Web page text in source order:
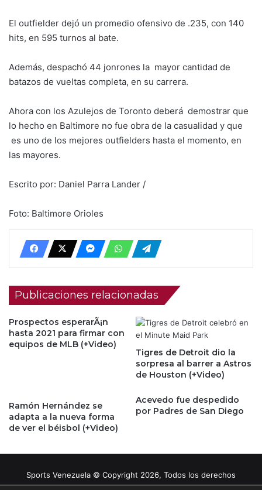
El outfielder dejó un promedio ofensivo de .235, con 140
hits, en 595 turnos al bate.
Además, despachó 44 jonrones la mayor cantidad de
batazos de vueltas completa, en su carrera.
Ahora con los Azulejos de Toronto deberá demostrar que
lo hecho en Baltimore no fue obra de la casualidad y que
es uno de los mejores outfielders hasta el momento, en
las mayores.
Escrito por: Daniel Parra Lander /
Foto: Baltimore Orioles
Publicaciones relacionadas
Prospectos esperarÃ¡n
hasta 2021 para firmar con
equipos de MLB (+Video)
Tigres de Detroit dio la
sorpresa al barrer a Astros
de Houston (+Video)
Ramón Hernández se
adapta a la nueva forma
de ver el béisbol (+Video)
Acevedo fue despedido
por Padres de San Diego
Sports Venezuela © Copyright 2026, Todos los derechos